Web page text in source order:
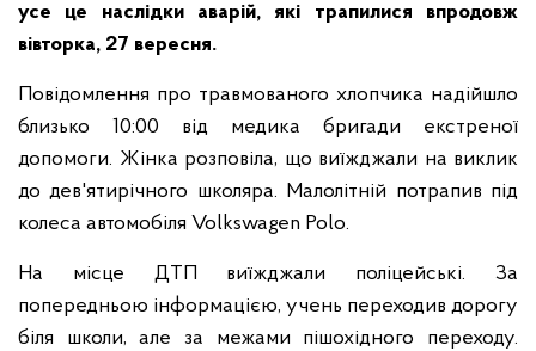
усе це наслідки аварій, які трапилися впродовж
вівторка, 27 вересня.
Повідомлення про травмованого хлопчика надійшло
близько 10:00 від медика бригади екстреної
допомоги. Жінка розповіла, що виїжджали на виклик
до дев'ятирічного школяра. Малолітній потрапив під
колеса автомобіля Volkswagen Polo.
На місце ДТП виїжджали поліцейські. За
попередньою інформацією, учень переходив дорогу
біля школи, але за межами пішохідного переходу.